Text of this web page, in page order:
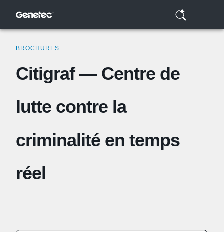
BROCHURES
Citigraf — Centre de
lutte contre la
criminalité en temps
réel